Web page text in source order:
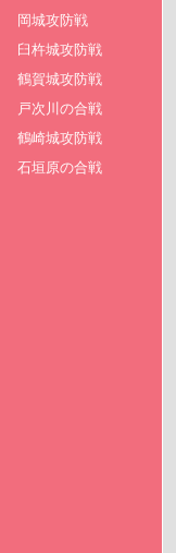
岡城攻防戦
臼杵城攻防戦
鶴賀城攻防戦
戸次川の合戦
鶴崎城攻防戦
石垣原の合戦